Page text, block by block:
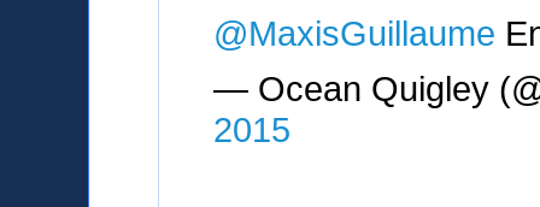
@MaxisGuillaume
— Ocean Quigley
2015